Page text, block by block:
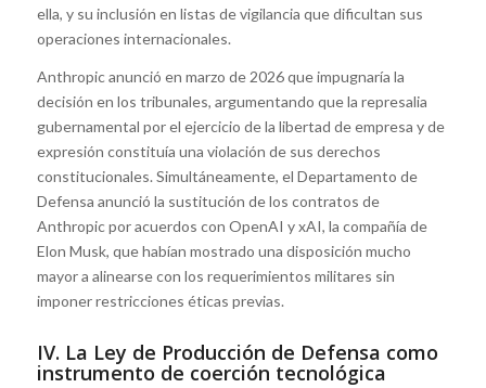
ella, y su inclusión en listas de vigilancia que dificultan sus
operaciones internacionales.
Anthropic anunció en marzo de 2026 que impugnaría la
decisión en los tribunales, argumentando que la represalia
gubernamental por el ejercicio de la libertad de empresa y de
expresión constituía una violación de sus derechos
constitucionales. Simultáneamente, el Departamento de
Defensa anunció la sustitución de los contratos de
Anthropic por acuerdos con OpenAI y xAI, la compañía de
Elon Musk, que habían mostrado una disposición mucho
mayor a alinearse con los requerimientos militares sin
imponer restricciones éticas previas.
IV. La Ley de Producción de Defensa como
instrumento de coerción tecnológica